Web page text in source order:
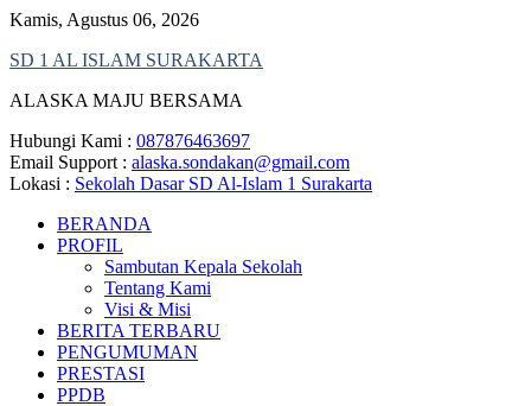
Skip
content
Kamis, Agustus 06, 2026
SD 1 AL ISLAM SURAKARTA
ALASKA MAJU BERSAMA
Hubungi Kami : 087876463697
Email Support : alaska.sondakan@gmail.com
Lokasi : Sekolah Dasar SD Al-Islam 1 Surakarta
BERANDA
PROFIL
Sambutan Kepala Sekolah
Tentang Kami
Visi & Misi
BERITA TERBARU
PENGUMUMAN
PRESTASI
PPDB